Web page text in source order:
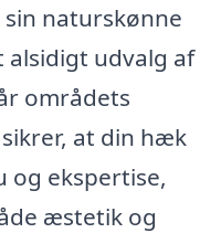
naturskønne
udvalg af
områdets
at din hæk
og ekspertise,
æstetik og